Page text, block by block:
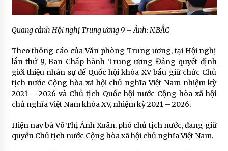
Quang cảnh Hội nghị Trung ương 9 – Ảnh: N.BẮC
Theo thông cáo của Văn phòng Trung ương, tại Hội nghị
lần thứ 9, Ban Chấp hành Trung ương Đảng quyết định
giới thiệu nhân sự để Quốc hội khóa XV bầu giữ chức Chủ
tịch nước Cộng hòa xã hội chủ nghĩa Việt Nam nhiệm kỳ
2021 – 2026 và Chủ tịch Quốc hội nước Cộng hòa xã hội
chủ nghĩa Việt Nam khóa XV, nhiệm kỳ 2021 – 2026.
Hiện nay bà Võ Thị Ánh Xuân, phó chủ tịch nước, đang giữ
quyền Chủ tịch nước Cộng hòa xã hội chủ nghĩa Việt Nam.